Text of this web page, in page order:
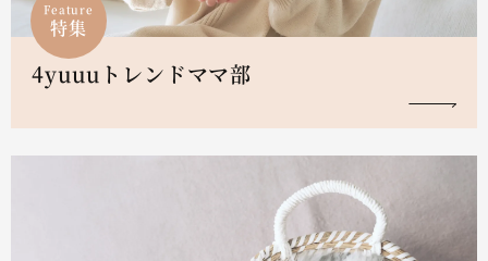
Feature
特集
4yuuuトレンドママ部